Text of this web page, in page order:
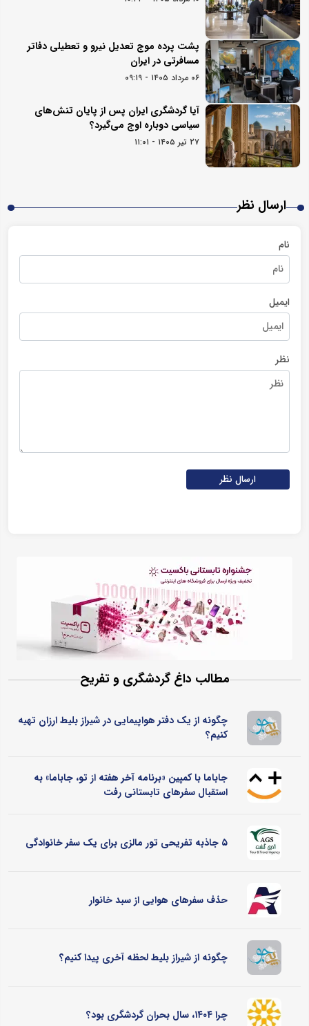
پشت پرده موج تعدیل نیرو و تعطیلی دفاتر
مسافرتی در ایران
۰۶ مرداد ۱۴۰۵ - ۰۹:۱۹
آیا گردشگری ایران پس از پایان تنش‌های
سیاسی دوباره اوج می‌گیرد؟
۲۷ تیر ۱۴۰۵ - ۱۱:۰۱
ارسال نظر
نام
ایمیل
نظر
ارسال نظر
مطالب داغ گردشگری و تفریح
چگونه از یک دفتر هواپیمایی در شیراز بلیط ارزان تهیه
کنیم؟
جاباما با کمپین «برنامه آخر هفته از تو، جاباما» به
استقبال سفرهای تابستانی رفت
۵ جاذبه تفریحی تور مالزی برای یک سفر خانوادگی
حذف سفرهای هوایی از سبد خانوار
چگونه از شیراز بلیط لحظه آخری پیدا کنیم؟
چرا ۱۴۰۴، سال بحران گردشگری بود؟